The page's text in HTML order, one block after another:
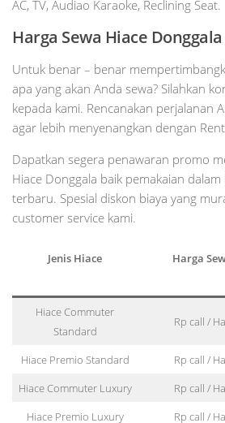
AC, TV, Audiao Karaoke, Reclining Seat.
Harga Sewa Hiace Donggala
Untuk benar – benar
apa yang akan Anda sewa? Silahkan
kepada kami. Rencanakan perjalanan
agar lebih menyenangkan dengan
Dapatkan segera penawaran promo
Hiace Donggala baik pemakaian
terbaru. Spesial diskon biaya yang
customer service kami.
Jenis Hiace Harga
Hiace Commuter
Standard
Rp call /
Hiace Premio Standard Rp call /
Hiace Commuter Luxury
Rp call /
Hiace Premio Luxury
Rp call /